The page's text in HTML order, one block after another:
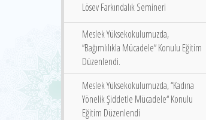
Lösev Farkındalık Semineri
Meslek Yüksekokulumuzda,
‘‘Bağımlılıkla Mücadele‘‘ Konulu Eğitim
Düzenlendi.
Meslek Yüksekokulumuzda, ‘‘Kadına
Yönelik Şiddetle Mücadele‘‘ Konulu
Eğitim Düzenlendi